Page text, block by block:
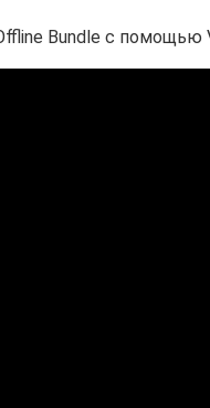
Bundle с помощью